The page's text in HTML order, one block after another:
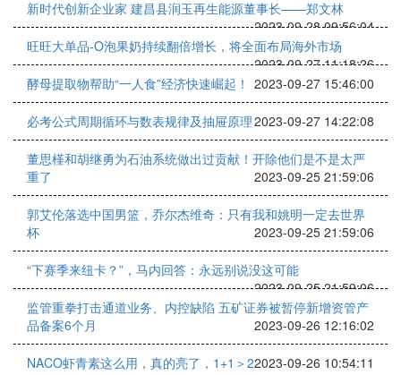
新时代创新企业家 建昌县润玉再生能源董事长——郑文林
2023-09-28 09:56:04
旺旺大单品-O泡果奶持续翻倍增长，将全面布局海外市场
2023-09-27 11:18:26
酵母提取物帮助“一人食”经济快速崛起！ 2023-09-27 15:46:00
必考公式周期循环与数表规律及抽屉原理2023-09-27 14:22:08
董思槿和胡继勇为石油系统做出过贡献！开除他们是不是太严
重了
2023-09-25 21:59:06
郭艾伦落选中国男篮，乔尔杰维奇：只有我和姚明一定去世界
杯
2023-09-25 21:59:06
“下赛季来纽卡？”，马内回答：永远别说没这可能
2023-09-25 21:59:06
监管重拳打击通道业务、内控缺陷 五矿证券被暂停新增资管产
品备案6个月
2023-09-26 12:16:02
NACO虾青素这么用，真的亮了，1+1＞22023-09-26 10:54:11